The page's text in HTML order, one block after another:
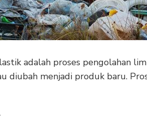
adalah proses pengolahan
diubah menjadi produk baru.